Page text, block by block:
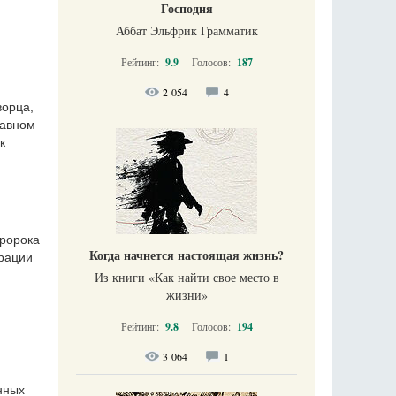
Господня
Аббат Эльфрик Грамматик
Рейтинг: 9.9 Голосов: 187
2 054 4
Когда начнется настоящая жизнь?
Из книги «Как найти свое место в
жизни​»
Рейтинг: 9.8 Голосов: 194
3 064 1